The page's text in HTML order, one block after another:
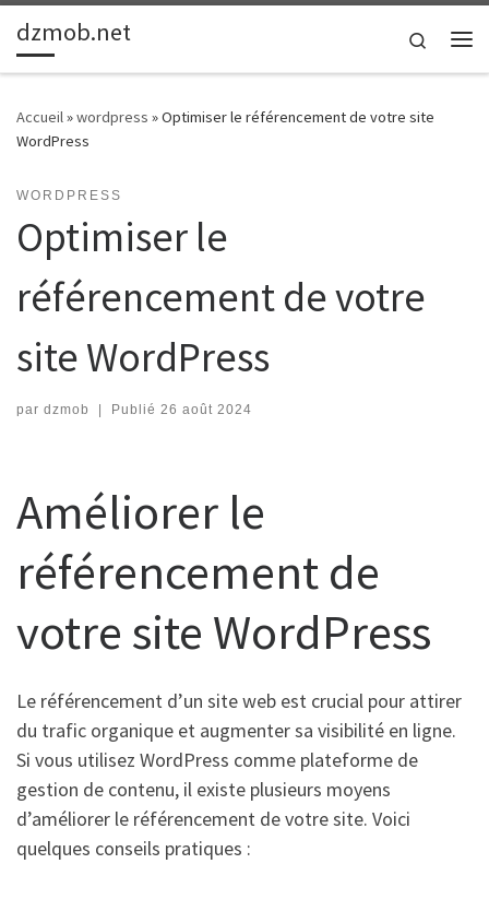
Passer au contenu
dzmob.net
Search
Accueil»wordpress »Optimiser le référencement de votre site
WordPress
WORDPRESS
Optimiser le
référencement de votre
site WordPress
par dzmob | Publié 26 août 2024
Améliorer le
référencement de
votre site WordPress
Le référencement d’un site web est crucial pour attirer
du trafic organique et augmenter sa visibilité en ligne.
Si vous utilisez WordPress comme plateforme de
gestion de contenu, il existe plusieurs moyens
d’améliorer le référencement de votre site. Voici
quelques conseils pratiques :